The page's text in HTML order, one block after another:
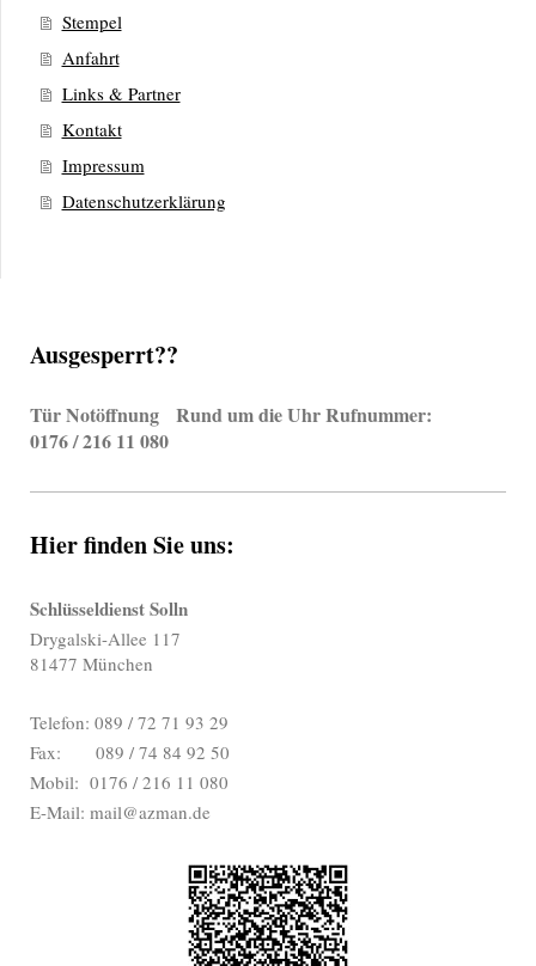
Stempel
Anfahrt
Links & Partner
Kontakt
Impressum
Datenschutzerklärung
Ausgesperrt??
Tür Notöffnung Rund um die Uhr Rufnummer:
0176 / 216 11 080
Hier finden Sie uns:
Schlüsseldienst Solln
Drygalski-Allee 117
81477 München
Telefon: 089 / 72 71 93 29
Fax: 089 / 74 84 92 50
Mobil: 0176 / 216 11 080
E-Mail: mail@azman.de